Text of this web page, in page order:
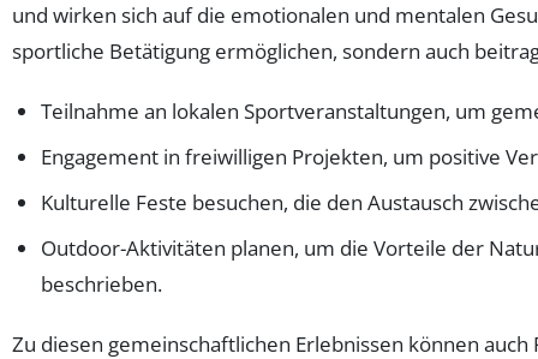
und wirken sich auf die emotionalen und mentalen
sportliche Betätigung ermöglichen, sondern auch
Teilnahme an lokalen Sportveranstaltungen, um
Engagement in freiwilligen Projekten, um positive
Kulturelle Feste besuchen, die den Austausch
Outdoor-Aktivitäten planen, um die Vorteile der
beschrieben.
Zu diesen gemeinschaftlichen Erlebnissen können